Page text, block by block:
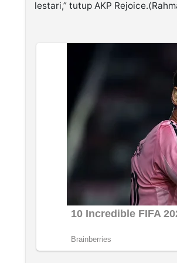
lestari,” tutup AKP